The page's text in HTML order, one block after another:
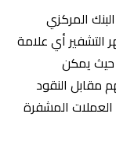
المركزي
التشفير أي علامة
حيث يمكن
مقابل النقود
المشفرة